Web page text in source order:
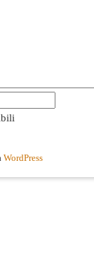
WordPress